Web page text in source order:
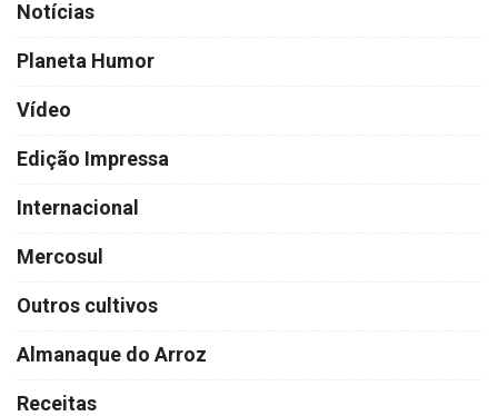
Notícias
Planeta Humor
Vídeo
Edição Impressa
Internacional
Mercosul
Outros cultivos
Almanaque do Arroz
Receitas